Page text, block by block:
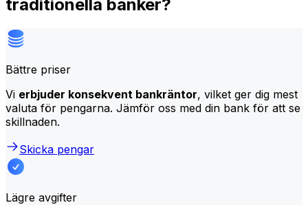
traditionella banker?
Bättre priser
Vi erbjuder konsekvent bankräntor, vilket ger dig mest
valuta för pengarna. Jämför oss med din bank för att se
skillnaden.
Skicka pengar
Lägre avgifter